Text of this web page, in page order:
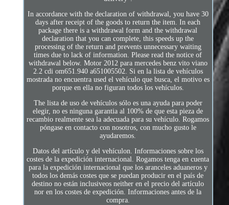
In accordance with the declaration of withdrawal, you have 30
days after receipt of the goods to return the item. In each
package there is a withdrawal form and the withdrawal
declaration that you can complete, this speeds up the
processing of the return and prevents unnecessary waiting
times due to lack of information. Please read the notice of
withdrawal below. Motor 2012 para mercedes benz vito viano
2.2 cdi om651.940 a651005502. Si en la lista de vehículos
mostrada no encuentra used el vehículo que busca, el motivo es
porque en ella no figuran todos los vehículos.
The lista de uso de vehículos sólo es una ayuda para poder
elegir, no es ninguna garantia al 100% de que esta pieza de
recambio realmente sea la adecuada para su vehículo. Rogamos
póngase en contacto con nosotros, con mucho gusto le
ayudaremos.
Datos del artículo y del vehículon. Informaciones sobre los
costes de la expedición internacional. Rogamos tenga en cuenta
para la expedición internacional que los aranceles aduaneros y
todos los demás costes que se puedan producir en el país de
destino no están inclusiveos neither en el precio del artículo
nor en los costes de expedición. Informaciones antes de la
compra.